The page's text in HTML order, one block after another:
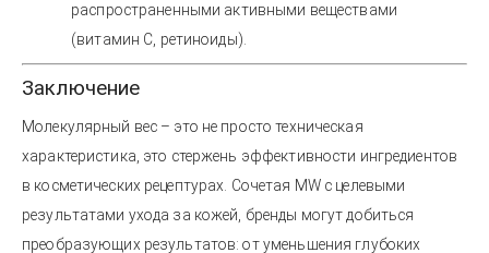
распространенными активными веществами
(витамин С, ретиноиды).
Заключение
Молекулярный вес – это не просто техническая
характеристика, это стержень эффективности ингредиентов
в косметических рецептурах. Сочетая MW с целевыми
результатами ухода за кожей, бренды могут добиться
преобразующих результатов: от уменьшения глубоких